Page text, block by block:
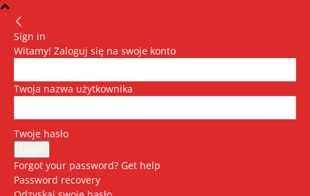
Sign in
Witamy! Zaloguj się na swoje konto
Twoja nazwa użytkownika
Twoje hasło
Forgot your password? Get help
Password recovery